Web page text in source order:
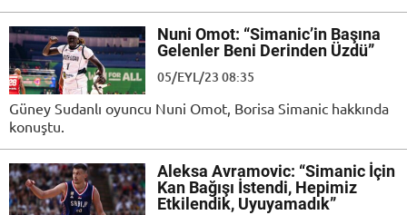
Nuni Omot: “Simanic’in Başına
Gelenler Beni Derinden Üzdü”
05/EYL/23 08:35
Güney Sudanlı oyuncu Nuni Omot, Borisa Simanic hakkında
konuştu.
Aleksa Avramovic: “Simanic İçin
Kan Bağışı İstendi, Hepimiz
Etkilendik, Uyuyamadık”